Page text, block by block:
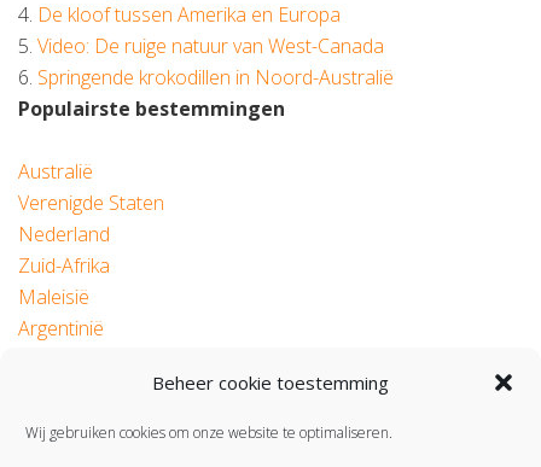
Beheer cookie toestemming
Wij gebruiken cookies om onze website te optimaliseren.
4. De kloof tussen Amerika en Europa
5. Video: De ruige natuur van West-Canada
6. Springende krokodillen in Noord-Australië
Populairste bestemmingen
Australië
Verenigde Staten
Nederland
Zuid-Afrika
Maleisië
Argentinië
© 2026 Roadtrip.nl